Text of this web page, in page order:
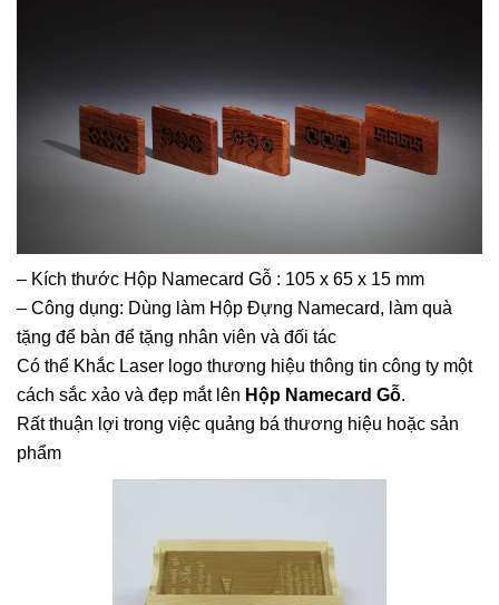
– Kích thước Hộp Namecard Gỗ : 105 x 65 x 15 mm
– Công dụng: Dùng làm Hộp Đựng Namecard, làm quà
tặng để bàn để tặng nhân viên và đối tác
Có thể Khắc Laser logo thương hiệu thông tin công ty một
cách sắc xảo và đẹp mắt lên Hộp Namecard Gỗ.
Rất thuận lợi trong việc quảng bá thương hiệu hoặc sản
phẩm